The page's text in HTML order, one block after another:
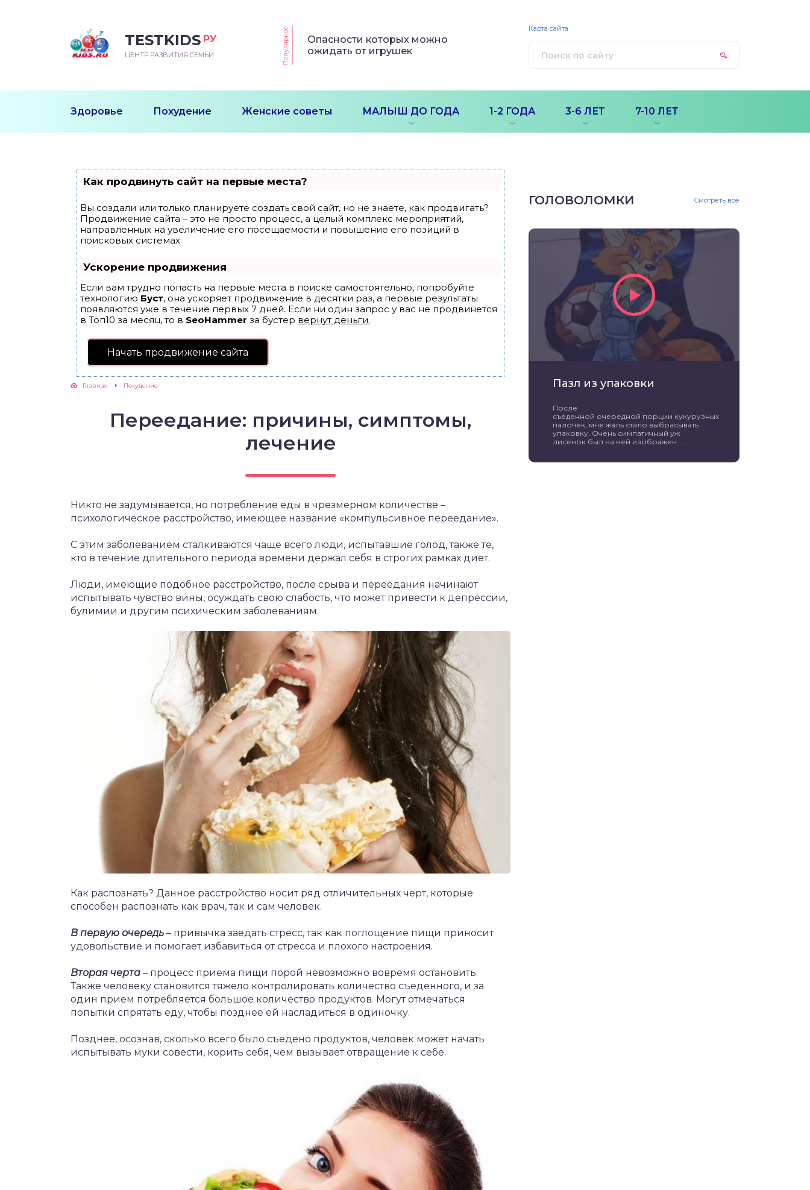
TESTKIDS РУ
ЦЕНТР РАЗВИТИЯ СЕМЬИ Популярное
Опасности которых можно
ожидать от игрушек
Здоровье Похудение Женские советы МАЛЫШ ДО ГОДА 1-2 ГОДА 3-6 ЛЕТ 7-10 ЛЕТ
Карта сайта
Как продвинуть сайт на первые места?
Вы создали или только планируете создать свой сайт, но не знаете, как продвигать?
Продвижение сайта – это не просто процесс, а целый комплекс мероприятий,
направленных на увеличение его посещаемости и повышение его позиций в
поисковых системах.
Ускорение продвижения
Если вам трудно попасть на первые места в поиске самостоятельно, попробуйте
технологию Буст, она ускоряет продвижение в десятки раз, а первые результаты
появляются уже в течение первых 7 дней. Если ни один запрос у вас не продвинется
в Топ10 за месяц, то в SeoHammer за бустер вернут деньги.
Начать продвижение сайта
Главная Похудение
Переедание: причины, симптомы,
лечение
Никто не задумывается, но потребление еды в чрезмерном количестве –
психологическое расстройство, имеющее название «компульсивное переедание».
С этим заболеванием сталкиваются чаще всего люди, испытавшие голод, также те,
кто в течение длительного периода времени держал себя в строгих рамках диет.
Люди, имеющие подобное расстройство, после срыва и переедания начинают
испытывать чувство вины, осуждать свою слабость, что может привести к депрессии,
булимии и другим психическим заболеваниям.
Как распознать? Данное расстройство носит ряд отличительных черт, которые
способен распознать как врач, так и сам человек.
В первую очередь – привычка заедать стресс, так как поглощение пищи приносит
удовольствие и помогает избавиться от стресса и плохого настроения.
Вторая черта – процесс приема пищи порой невозможно вовремя остановить.
Также человеку становится тяжело контролировать количество съеденного, и за
один прием потребляется большое количество продуктов. Могут отмечаться
попытки спрятать еду, чтобы позднее ей насладиться в одиночку.
Позднее, осознав, сколько всего было съедено продуктов, человек может начать
испытывать муки совести, корить себя, чем вызывает отвращение к себе.
ГОЛОВОЛОМКИ Смотреть все
Пазл из упаковки
После
съеденной очередной порции кукурузных
палочек, мне жаль стало выбрасывать
упаковку. Очень симпатичный уж
лисенок был на ней изображен. ...
МЕСЯЦ
ПЕРВОГО
УЧИТСЯ
ПОСЛЕ ГОДА
К ШКОЛЕ
ДОШКОЛЬНИКА
ШКОЛА
ШКОЛЬНИКА
ШКОЛЬНИКА